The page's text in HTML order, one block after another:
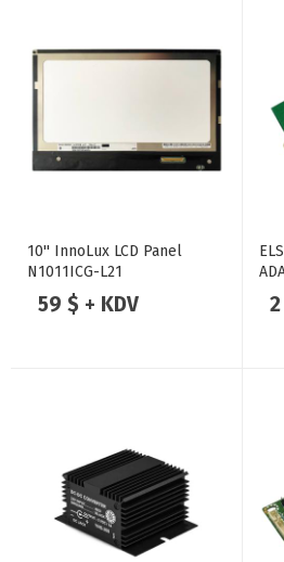
10'' InnoLux LCD Panel
N1011ICG-L21
59 $ + KDV